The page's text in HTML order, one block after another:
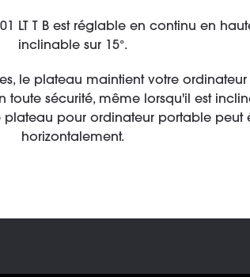
LT T B est réglable en continu en
inclinable sur 15°.
le plateau maintient votre
sécurité, même lorsqu'il est
plateau pour ordinateur portable
horizontalement.